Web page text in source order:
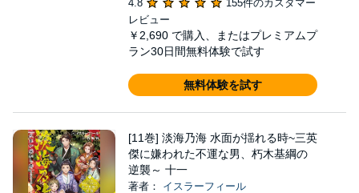
4.8
155件のカスタマー
レビュー
￥2,690 で購入、またはプレミアムプ
ラン30日間無料体験で試す
無料体験を試す
[11巻] 淡海乃海 水面が揺れる時~三英
傑に嫌われた不運な男、朽木基綱の
逆襲～ 十一
著者： イスラーフィール